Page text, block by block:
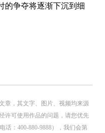
的争夺将逐渐下沉到细
章，其文字、图片、视频均来源
许可使用作品的问题，请您优先
话：400-880-9888），我们会第